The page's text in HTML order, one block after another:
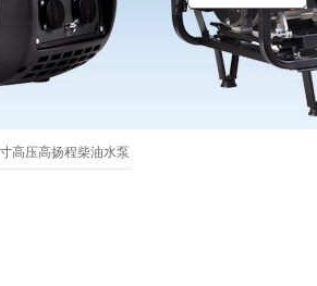
高压高扬程柴油水泵